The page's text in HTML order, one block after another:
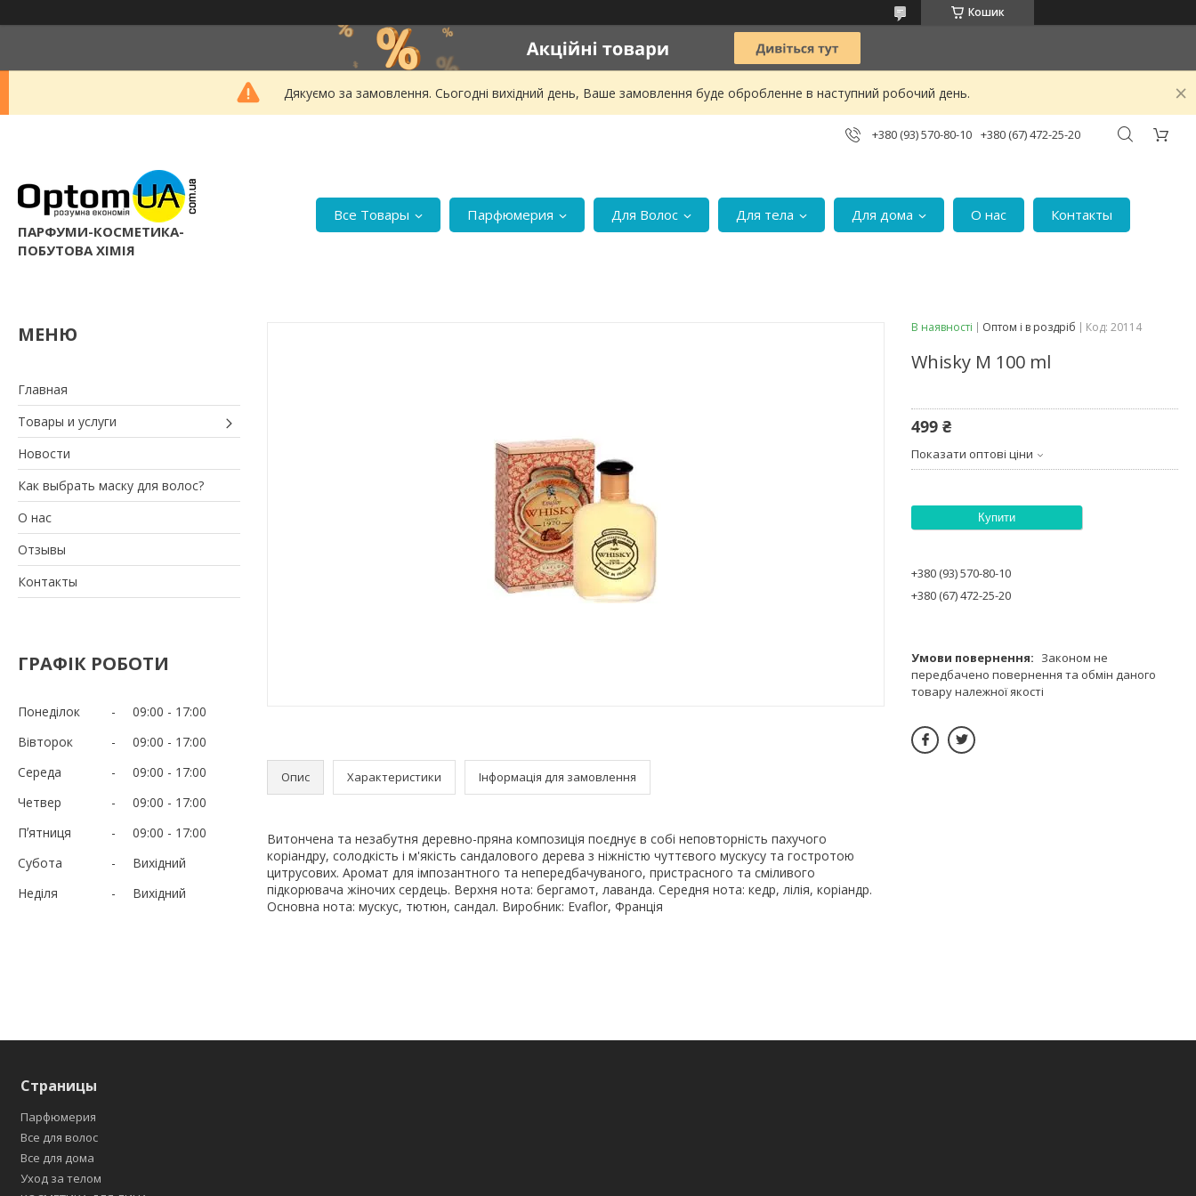
Кошик
Дякуємо за замовлення. Сьогодні вихідний день, Ваше замовлення буде обробленне в наступний робочий день.
+380 (93) 570-80-10 +380 (67) 472-25-20
ПАРФУМИ-КОСМЕТИКА-
ПОБУТОВА ХІМІЯ
Все Товары Парфюмерия Для Волос Для тела Для дома О нас Контакты
Главная
Товары и услуги
Новости
Как выбрать маску для волос?
О нас
Отзывы
Контакты
ГРАФІК РОБОТИ
Понеділок 09:00
17:00
Вівторок
09:00
17:00
Середа
09:00
17:00
Четвер
09:00
17:00
Пʼятниця
09:00
17:00
Субота
Вихідний
Неділя
Вихідний
Опис Характеристики Інформація для замовлення
Витончена та незабутня деревно-пряна композиція поєднує в собі неповторність пахучого
коріандру, солодкість і м'якість сандалового дерева з ніжністю чуттєвого мускусу та гостротою
цитрусових. Аромат для імпозантного та непередбачуваного, пристрасного та сміливого
підкорювача жіночих сердець. Верхня нота: бергамот, лаванда. Середня нота: кедр, лілія, коріандр.
Основна нота: мускус, тютюн, сандал. Виробник: Evaflor, Франція
В наявності Оптом і в роздріб Код: 20114
Whisky M 100 ml
499 ₴
Показати оптові ціни
Купити
+380 (93) 570-80-10
+380 (67) 472-25-20
Законом не
передбачено повернення та обмін даного
товару належної якості
Страницы
Парфюмерия
Все для волос
Все для дома
Уход за телом